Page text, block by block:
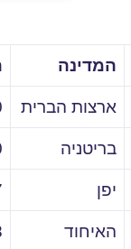
המדינה
ארצות הברית
בריטניה
יפן
האיחוד